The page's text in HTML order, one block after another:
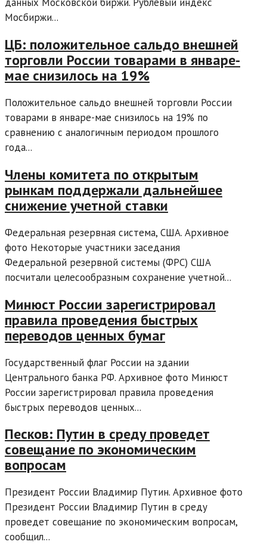
Мосбиржи...
ЦБ: положительное сальдо внешней
торговли России товарами в январе-
мае снизилось на 19%
Положительное сальдо внешней торговли России
товарами в январе-мае снизилось на 19% по
сравнению с аналогичным периодом прошлого
года...
Члены комитета по открытым
рынкам поддержали дальнейшее
снижение учетной ставки
Федеральная резервная система, США. Архивное
фото Некоторые участники заседания
Федеральной резервной системы (ФРС) США
посчитали целесообразным сохранение учетной...
Минюст России зарегистрировал
правила проведения быстрых
переводов ценных бумаг
Государственный флаг России на здании
Центрального банка РФ. Архивное фото Минюст
России зарегистрировал правила проведения
быстрых переводов ценных...
Песков: Путин в среду проведет
совещание по экономическим
вопросам
Президент России Владимир Путин. Архивное фото
Президент России Владимир Путин в среду
проведет совещание по экономическим вопросам,
сообщил...